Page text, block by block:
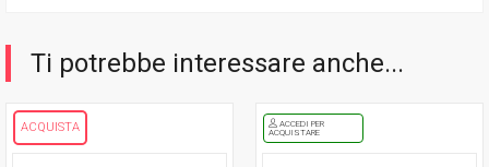
Ti potrebbe interessare anche...
ACQUISTA
ACCEDI PER
ACQUISTARE